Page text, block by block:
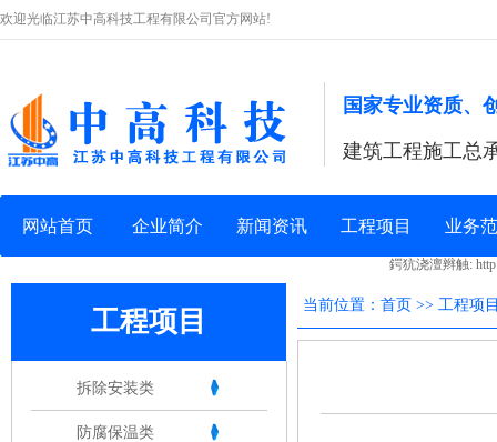
欢迎光临江苏中高科技工程有限公司官方网站!
国家专业资质、
建筑工程施工总
网站首页 企业简介 新闻资讯 工程项目 业务
鍔犺浇澶辫触:
工程项目
拆除安装类
防腐保温类
当前位置：首页 >> 工程项